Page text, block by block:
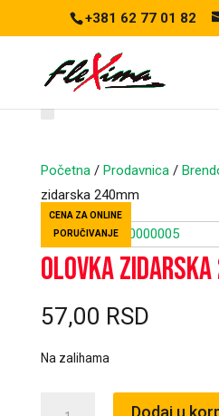
+381 62 77 01 82
Početna/ Prodavnica/
zidarska 240mm
CENA ZA ONLINE
PORUČIVANJE
Olovka zidarska
57,00 RSD
Na zalihama